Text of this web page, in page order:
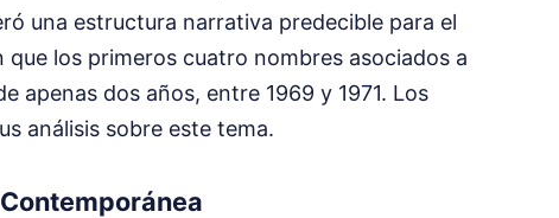
una estructura narrativa predecible para el
los primeros cuatro nombres asociados a
apenas dos años, entre 1969 y 1971. Los
análisis sobre este tema.